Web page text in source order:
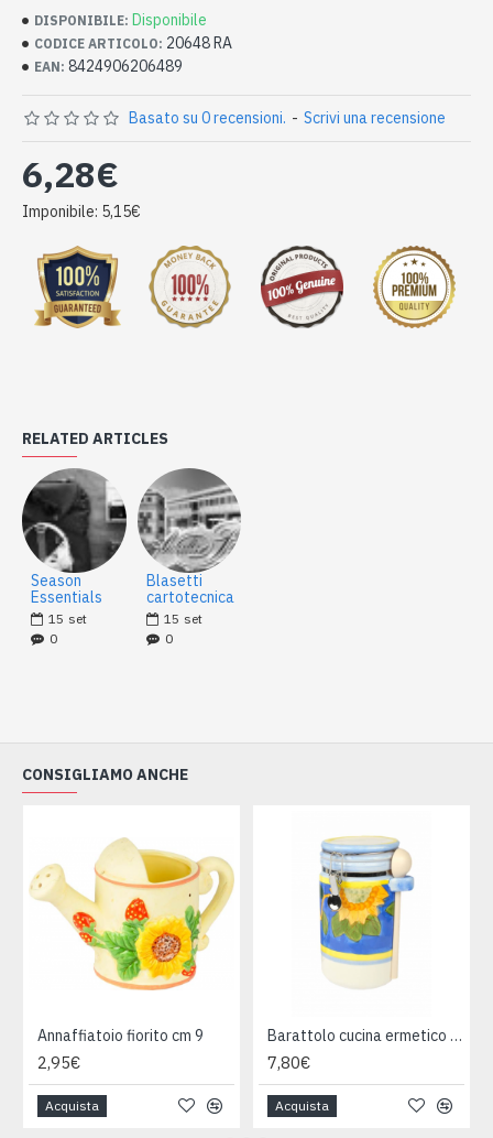
DISPONIBILE: Disponibile
CODICE ARTICOLO: 20648 RA
EAN: 8424906206489
Basato su 0 recensioni. - Scrivi una recensione
6,28€
Imponibile: 5,15€
RELATED ARTICLES
Season
Essentials
15 set
0
Blasetti
cartotecnica
15 set
0
CONSIGLIAMO ANCHE
Annaffiatoio fiorito cm 9
2,95€
Acquista
Barattolo cucina ermetico cm 21
7,80€
Acquista